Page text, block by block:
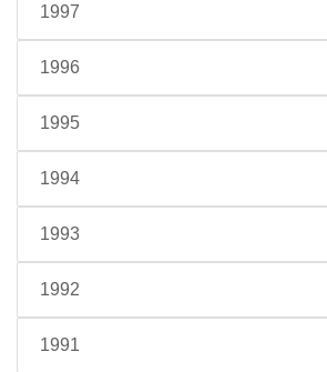
1997
1996
1995
1994
1993
1992
1991